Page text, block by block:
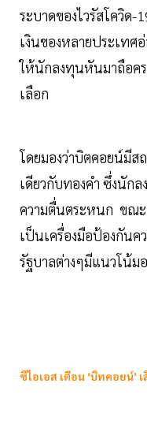
ระบาดของไวรัสโควิด-
เงินของหลายประเทศ
ให้นักลงทุนหันมาถือค
เลือก
โดยมองว่าบิตคอยน์มี
เดียวกับทองคำ ซึ่งนัก
ความตื่นตระหนก ขณ
เป็นเครื่องมือป้องกันค
รัฐบาลต่างๆมีแนวโน้ม
ซีไอเอส เตือน ‘บิทคอยน์’